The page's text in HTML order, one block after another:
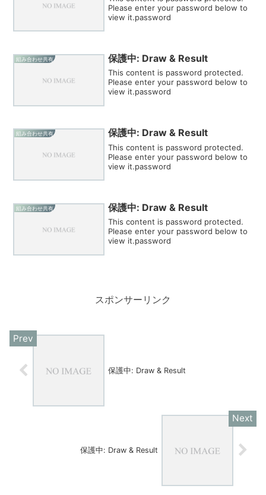
Please enter your password below to
view it.password
組み合わせ共有 保護中: Draw & Result
This content is password protected.
Please enter your password below to
view it.password
組み合わせ共有 保護中: Draw & Result
This content is password protected.
Please enter your password below to
view it.password
組み合わせ共有 保護中: Draw & Result
This content is password protected.
Please enter your password below to
view it.password
スポンサーリンク
保護中: Draw & Result
保護中: Draw & Result